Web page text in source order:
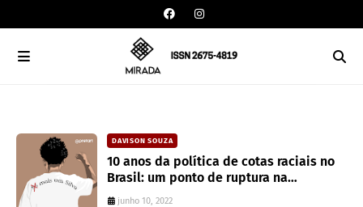
DAVISON SOUZA
10 anos da política de cotas raciais no
Brasil: um ponto de ruptura na
colonialidade
junho 10, 2022